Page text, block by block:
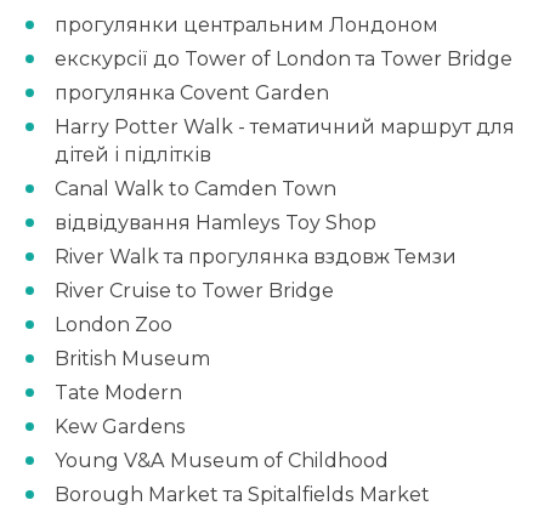
прогулянки центральним Лондоном
екскурсії до Tower of London та Tower Bridge
прогулянка Covent Garden
Harry Potter Walk - тематичний маршрут для
дітей і підлітків
Canal Walk to Camden Town
відвідування Hamleys Toy Shop
River Walk та прогулянка вздовж Темзи
River Cruise to Tower Bridge
London Zoo
British Museum
Tate Modern
Kew Gardens
Young V&A Museum of Childhood
Borough Market та Spitalfields Market